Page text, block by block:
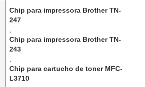
Chip para impressora Brother TN-
247
Chip para impressora Brother TN-
243
Chip para cartucho de toner MFC-
L3710